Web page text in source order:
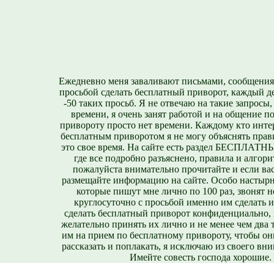
Ежедневно меня заваливают письмами,
просьбой сделать бесплатный приворот, каждый
-50 таких просьб. Я не отвечаю на такие
времени, я очень занят работой и на общение
привороту просто нет времени. Каждому кто
бесплатным приворотом я не могу объяснять
это свое время. На сайте есть раздел
где все подробно разъяснено, правила и
пожалуйста внимательно прочитайте и если
размещайте информацию на сайте. Особо
которые пишут мне лично по 100 раз, звонят
круглосуточно с просьбой именно им сделать
сделать бесплатный приворот конфиденциально,
желательно принять их лично и не менее чем два
им на прием по бесплатному привороту, чтобы
рассказать и поплакать, я исключаю из своего
Имейте совесть господа хорошие.